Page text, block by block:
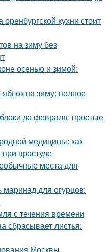
кухни стоит
на зиму без
осенью и зимой:
на зиму: полное
до февраля: простые
медицины: как
при простуде
места для
маринад для огурцов:
с течения времени
сбрасывает листья: